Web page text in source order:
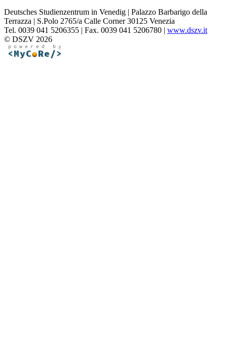
Deutsches Studienzentrum in Venedig | Palazzo Barbarigo della
Terrazza | S.Polo 2765/a Calle Corner 30125 Venezia
Tel. 0039 041 5206355 | Fax. 0039 041 5206780 | www.dszv.it
© DSZV 2026